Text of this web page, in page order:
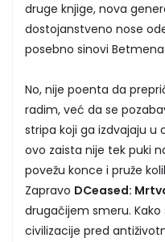
druge knjige, nova
dostojanstveno nose
posebno sinovi
No, nije poenta da
radim, već da se
stripa koji ga izdvajaju u
ovo zaista nije tek puki
povežu konce i pruže
Zapravo DCeased:
drugačijem smeru.
civilizacije pred